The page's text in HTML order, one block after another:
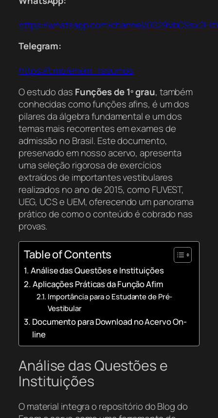
https://whatsapp.com/channel/
Telegram:
https://t.me/enem_resumos
O estudo das Funções de 1º grau, também
conhecidas como funções afins, é um dos
pilares da álgebra fundamental e um dos
temas mais recorrentes em exames de
admissão no Brasil. Este documento,
preservado em nosso acervo, apresenta
uma seleção rigorosa de exercícios
extraídos de importantes vestibulares
realizados no ano de 2015, como FUVEST,
UEG, UCS e UEM, oferecendo um panorama
prático de como o conteúdo é cobrado nas
provas.
Table of Contents
Análise das Questões e Instituições
Aplicações Práticas da Função Afim
Importância para o Estudante de Pré-
Vestibular
Documento para Download no Acervo On-
line
Análise das Questões e
Instituições
O material integra o repositório do Blog do